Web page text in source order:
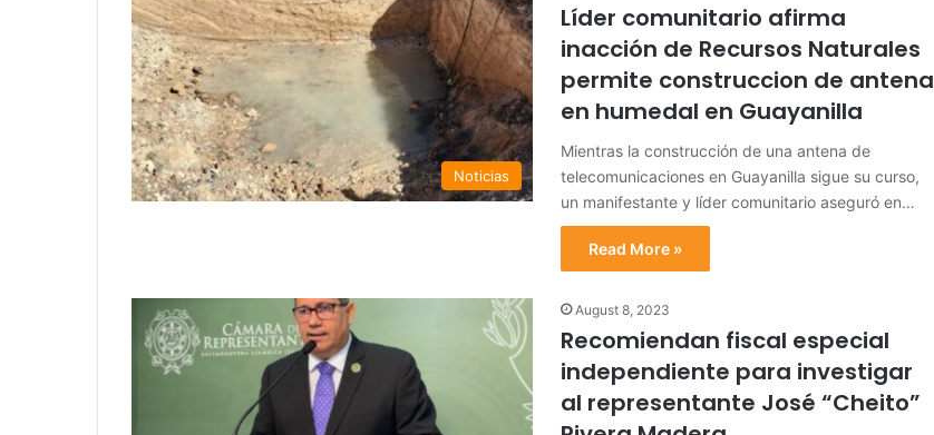
Noticias
Líder comunitario afirma
inacción de Recursos Naturales
permite construccion de antena
en humedal en Guayanilla
Mientras la construcción de una antena de
telecomunicaciones en Guayanilla sigue su curso,
un manifestante y líder comunitario aseguró en…
Read More »
August 8, 2023
Recomiendan fiscal especial
independiente para investigar
al representante José “Cheito”